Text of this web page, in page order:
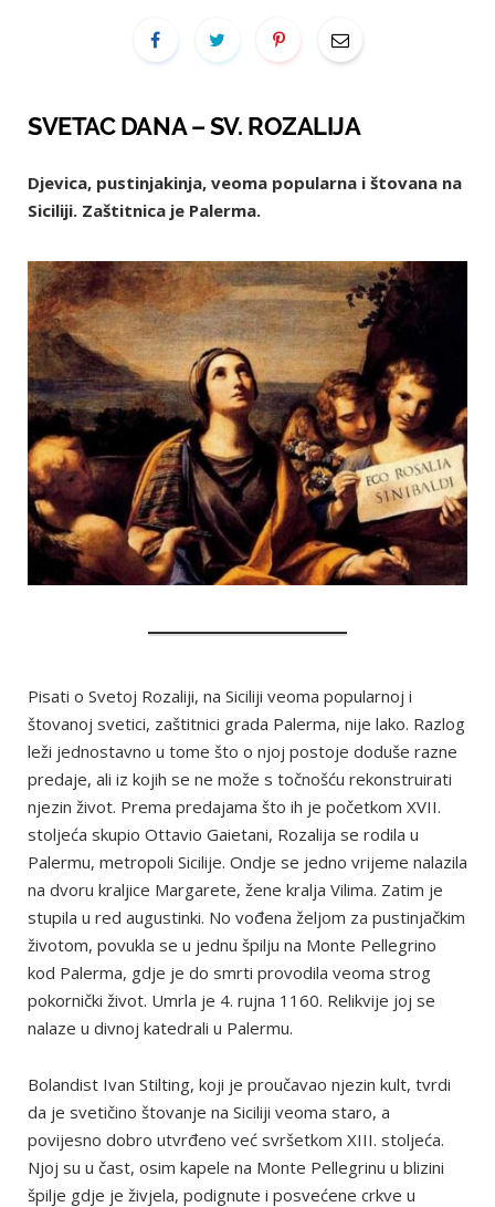
SVETAC DANA – SV. ROZALIJA
Djevica, pustinjakinja, veoma popularna i štovana na
Siciliji. Zaštitnica je Palerma.
Pisati o Svetoj Rozaliji, na Siciliji veoma popularnoj i
štovanoj svetici, zaštitnici grada Palerma, nije lako. Razlog
leži jednostavno u tome što o njoj postoje doduše razne
predaje, ali iz kojih se ne može s točnošću rekonstruirati
njezin život. Prema predajama što ih je početkom XVII.
stoljeća skupio Ottavio Gaietani, Rozalija se rodila u
Palermu, metropoli Sicilije. Ondje se jedno vrijeme nalazila
na dvoru kraljice Margarete, žene kralja Vilima. Zatim je
stupila u red augustinki. No vođena željom za pustinjačkim
životom, povukla se u jednu špilju na Monte Pellegrino
kod Palerma, gdje je do smrti provodila veoma strog
pokornički život. Umrla je 4. rujna 1160. Relikvije joj se
nalaze u divnoj katedrali u Palermu.
Bolandist Ivan Stilting, koji je proučavao njezin kult, tvrdi
da je svetičino štovanje na Siciliji veoma staro, a
povijesno dobro utvrđeno već svršetkom XIII. stoljeća.
Njoj su u čast, osim kapele na Monte Pellegrinu u blizini
špilje gdje je živjela, podignute i posvećene crkve u